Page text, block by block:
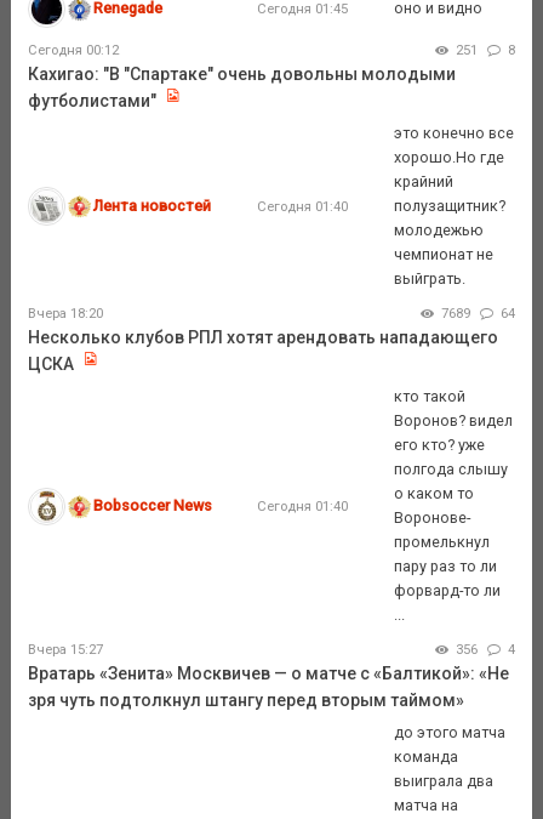
Renegade Сегодня 01:45 оно и видно
Сегодня 00:12 251 8
Кахигао: "В "Спартаке" очень довольны молодыми
футболистами"
Лента новостей Сегодня 01:40
это конечно все
хорошо.Но где
крайний
полузащитник?
молодежью
чемпионат не
выйграть.
Вчера 18:20 7689 64
Несколько клубов РПЛ хотят арендовать нападающего
ЦСКА
Bobsoccer News Сегодня 01:40
кто такой
Воронов? видел
его кто? уже
полгода слышу
о каком то
Воронове-
промелькнул
пару раз то ли
форвард-то ли
...
Вчера 15:27 356 4
Вратарь «Зенита» Москвичев — о матче с «Балтикой»: «Не
зря чуть подтолкнул штангу перед вторым таймом»
до этого матча
команда
выиграла два
матча на